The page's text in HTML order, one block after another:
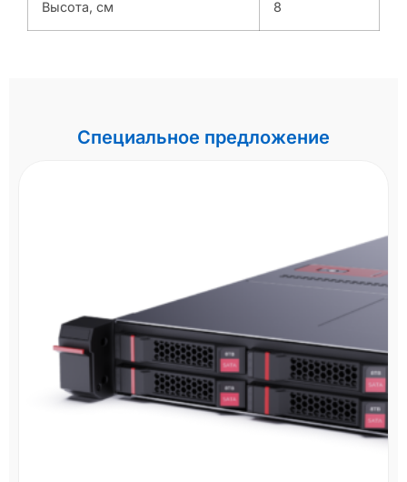
Высота, см 8
Специальное предложение